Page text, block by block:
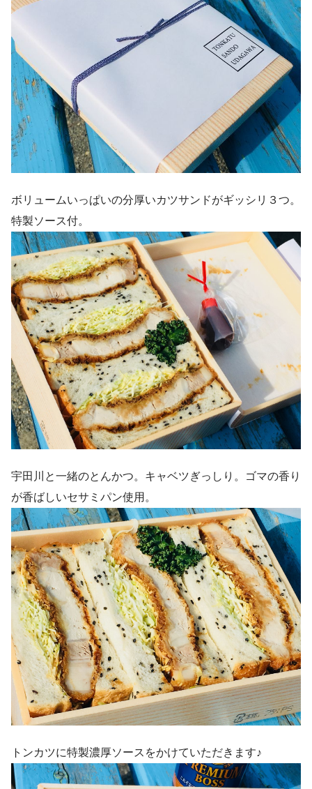
ボリュームいっぱいの分厚いカツサンドがギッシリ３つ。
特製ソース付。
宇田川と一緒のとんかつ。キャベツぎっしり。ゴマの香り
が香ばしいセサミパン使用。
トンカツに特製濃厚ソースをかけていただきます♪